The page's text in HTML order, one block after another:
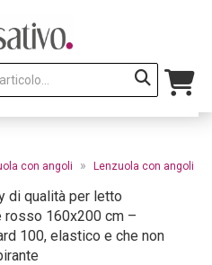
con angoli » Lenzuola con angoli
di qualità per letto
rosso 160x200 cm –
100, elastico e che non